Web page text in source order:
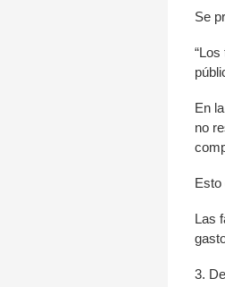
Se
En
no
Esto
Las
3.